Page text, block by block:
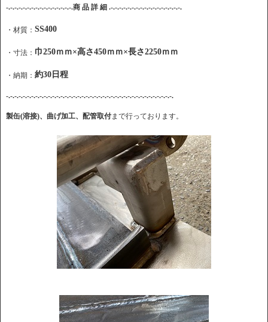
-.-.-.-.-.-.-.-.-.-.-.-.-.-.-.-.商 品 詳 細 .-.-.-.-.-.-.-.-.-.-.-.-.-.-.-.-.-.
・材質： SS400
・寸法： 巾250ｍｍ×高さ450ｍｍ×長さ2250ｍｍ
・納期： 約30日程
-.-.-.-.-.-.-.-.-.-.-.-.-.-.-.-.-.-.-.-.-.-.-.-.-.-.-.-.-.-.-.-.-.-.-.-.-.-.-.-.
製缶(溶接)、曲げ加工、配管取付まで行っております。